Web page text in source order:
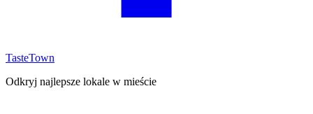
TasteTown
Odkryj najlepsze lokale w mieście